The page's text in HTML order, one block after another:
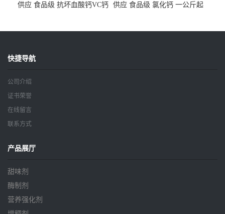
供应 食品级 抗坏血酸钙VC钙 供应 食品级 氯化钙 一公斤起
快捷导航
公司介绍
证书荣誉
在线留言
联系方式
产品展厅
甜味剂
酶制剂
营养强化剂